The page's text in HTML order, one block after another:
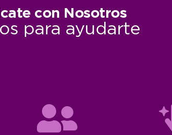
con Nosotros
para ayudarte